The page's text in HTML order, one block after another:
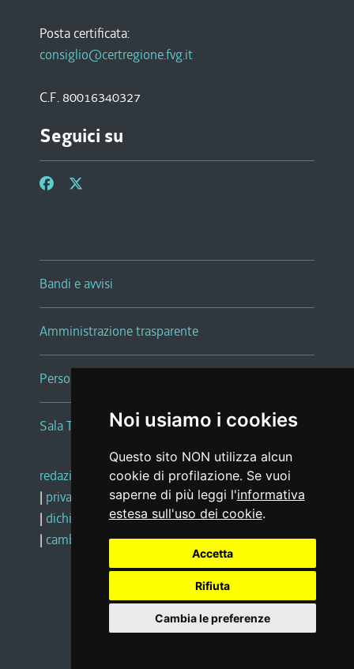
Noi usiamo i cookies
Questo sito NON utilizza alcun
cookie di profilazione. Se vuoi
saperne di più leggi l'informativa
estesa sull'uso dei cookie.
Accetta
Rifiuta
Cambia le preferenze
Posta certificata:
consiglio@certregione.fvg.it
C.F. 80016340327
Seguici su
Bandi e avvisi
Amministrazione trasparente
Persone e Uffici
Sala Tiziano Tessitori
redazione web |note legali |glossario
| privacy
social media policy
| dichiarazione di accessibilità |feedback
| cambio preferenze cookie
Realizzato da